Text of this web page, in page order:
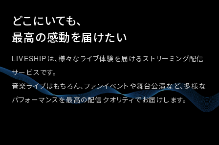
どこにいても、
最高の感動を届けたい
LIVESHIPは、様々なライブ体験を届けるストリーミング配信
サービスです。
音楽ライブはもちろん、ファンイベントや舞台公演など、多様な
パフォーマンスを最高の配信クオリティでお届けします。